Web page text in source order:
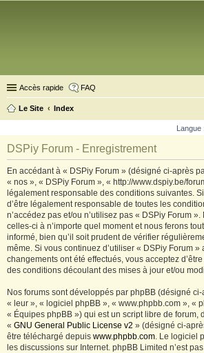
Accès rapide FAQ
Le Site
Index
Langue :
DSPiy Forum - Enregistrement
En accédant à « DSPiy Forum » (désigné ci-après
« nos », « DSPiy Forum », « http://www.dspiy.be/
légalement responsable des conditions suivantes.
d’être légalement responsable de toutes les
n’accédez pas et/ou n’utilisez pas « DSPiy Forum
celles-ci à n’importe quel moment et nous ferons
informé, bien qu’il soit prudent de vérifier
même. Si vous continuez d’utiliser « DSPiy Forum »
changements ont été effectués, vous acceptez
des conditions découlant des mises à jour et/ou
Nos forums sont développés par phpBB (désigné
« leur », « logiciel phpBB », « www.phpbb.com », «
« Équipes phpBB ») qui est un script libre de forum,
« GNU General Public License v2 » (désigné ci-
être téléchargé depuis www.phpbb.com. Le logiciel
les discussions sur Internet. phpBB Limited n’est